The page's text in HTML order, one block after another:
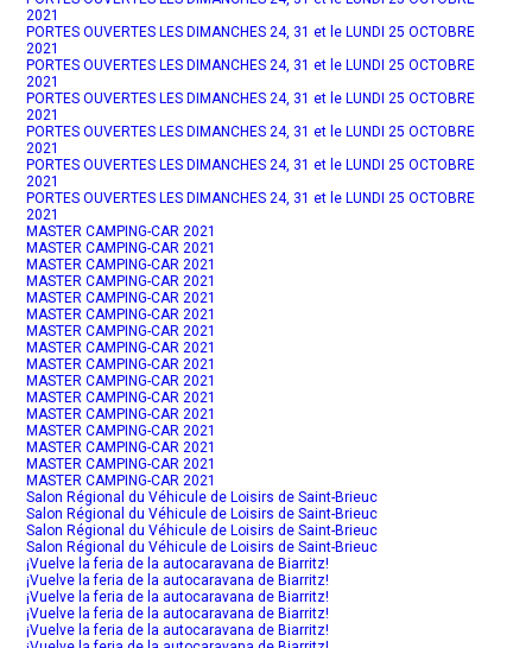
2021
PORTES OUVERTES LES DIMANCHES 24, 31 et le LUNDI 25 OCTOBRE
2021
PORTES OUVERTES LES DIMANCHES 24, 31 et le LUNDI 25 OCTOBRE
2021
PORTES OUVERTES LES DIMANCHES 24, 31 et le LUNDI 25 OCTOBRE
2021
PORTES OUVERTES LES DIMANCHES 24, 31 et le LUNDI 25 OCTOBRE
2021
PORTES OUVERTES LES DIMANCHES 24, 31 et le LUNDI 25 OCTOBRE
2021
PORTES OUVERTES LES DIMANCHES 24, 31 et le LUNDI 25 OCTOBRE
2021
MASTER CAMPING-CAR 2021
MASTER CAMPING-CAR 2021
MASTER CAMPING-CAR 2021
MASTER CAMPING-CAR 2021
MASTER CAMPING-CAR 2021
MASTER CAMPING-CAR 2021
MASTER CAMPING-CAR 2021
MASTER CAMPING-CAR 2021
MASTER CAMPING-CAR 2021
MASTER CAMPING-CAR 2021
MASTER CAMPING-CAR 2021
MASTER CAMPING-CAR 2021
MASTER CAMPING-CAR 2021
MASTER CAMPING-CAR 2021
MASTER CAMPING-CAR 2021
MASTER CAMPING-CAR 2021
Salon Régional du Véhicule de Loisirs de Saint-Brieuc
Salon Régional du Véhicule de Loisirs de Saint-Brieuc
Salon Régional du Véhicule de Loisirs de Saint-Brieuc
Salon Régional du Véhicule de Loisirs de Saint-Brieuc
¡Vuelve la feria de la autocaravana de Biarritz!
¡Vuelve la feria de la autocaravana de Biarritz!
¡Vuelve la feria de la autocaravana de Biarritz!
¡Vuelve la feria de la autocaravana de Biarritz!
¡Vuelve la feria de la autocaravana de Biarritz!